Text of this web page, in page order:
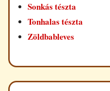
Sonkás tészta
Tonhalas tészta
Zöldbableves